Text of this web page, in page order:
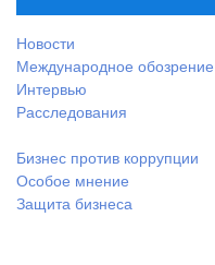
Новости
Международное обозрение
Интервью
Расследования
Бизнес против коррупции
Особое мнение
Защита бизнеса